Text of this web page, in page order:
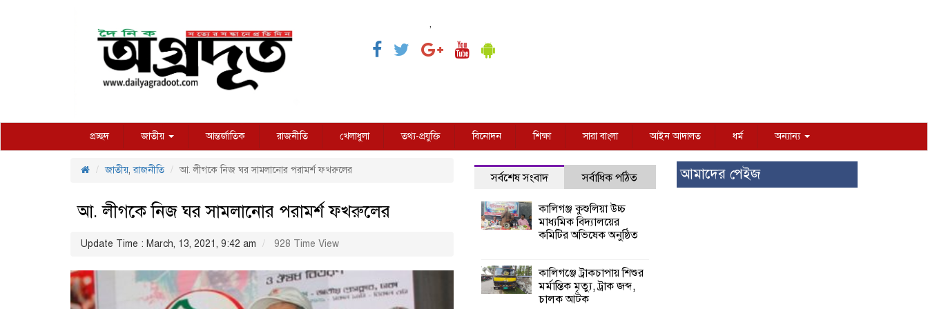
,
প্রচ্ছদ জাতীয় আন্তর্জাতিক রাজনীতি খেলাধুলা তথ্য-প্রযুক্তি বিনোদন শিক্ষা সারা বাংলা আইন আদালত ধর্ম অন্যান্য
জাতীয়,রাজনীতি আ. লীগকে নিজ ঘর সামলানোর পরামর্শ ফখরুলের
আ. লীগকে নিজ ঘর সামলানোর পরামর্শ ফখরুলের
Update Time : March, 13, 2021, 9:42 am 928 Time View
সর্বশেষ সংবাদ সর্বাধিক পঠিত
কালিগঞ্জ কুশুলিয়া উচ্চ
মাধ্যমিক বিদ্যালয়ের
কমিটির অভিষেক অনুষ্ঠিত
কালিগঞ্জে ট্রাকচাপায় শিশুর
মর্মান্তিক মৃত্যু, ট্রাক জব্দ,
চালক আটক
আমাদের পেইজ